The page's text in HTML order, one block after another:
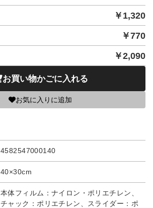
￥ 1,320
￥770
￥2,090
お買い物かごに入れる
お気に入りに追加
4582547000140
40×30cm
本体フィルム：ナイロン・ポリエチレン、
チャック：ポリエチレン、スライダー：ポ